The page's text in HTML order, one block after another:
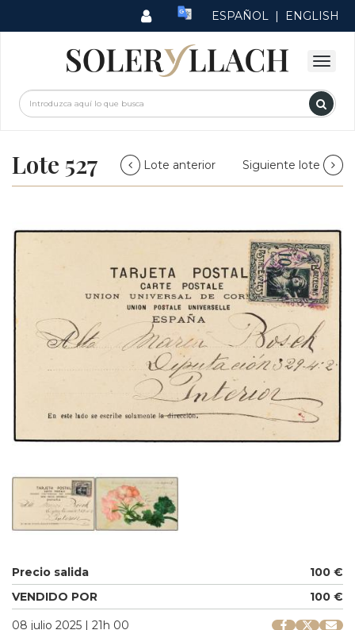
ESPAÑOL | ENGLISH
Lote 527 Lote anterior Siguiente lote
Precio salida
100 €
VENDIDO POR
100 €
08 julio 2025 | 21h 00